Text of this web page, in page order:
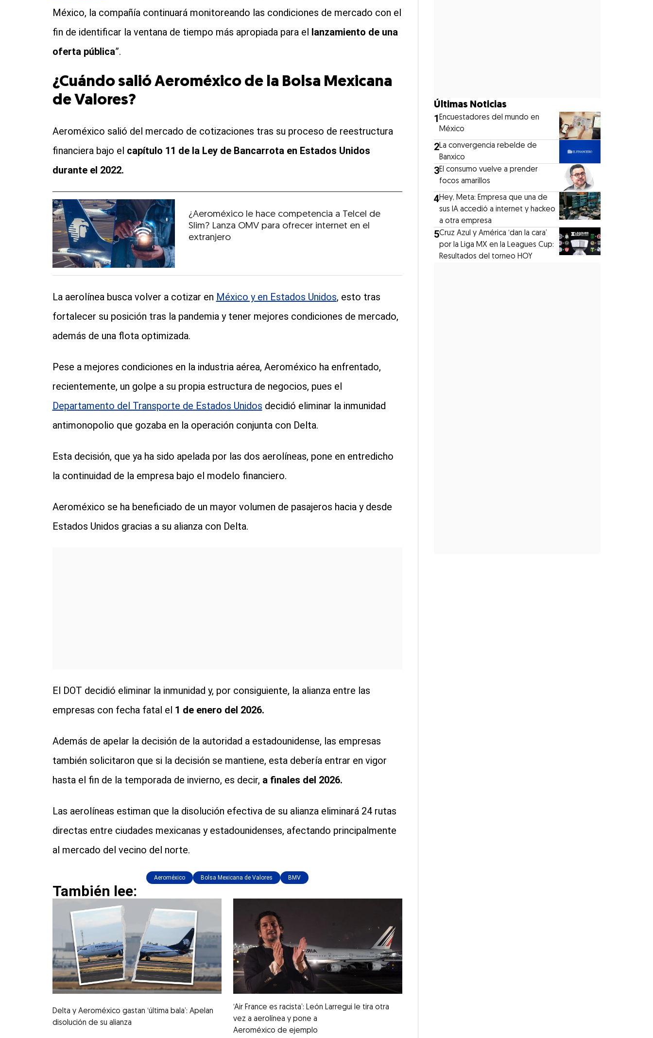
México, la compañía continuará monitoreando las condiciones de mercado con el
fin de identificar la ventana de tiempo más apropiada para el lanzamiento de una
oferta pública”.
¿Cuándo salió Aeroméxico de la Bolsa Mexicana
de Valores?
Aeroméxico salió del mercado de cotizaciones tras su proceso de reestructura
financiera bajo el capítulo 11 de la Ley de Bancarrota en Estados Unidos
durante el 2022.
¿Aeroméxico le hace competencia a Telcel de
Slim? Lanza OMV para ofrecer internet en el
extranjero
La aerolínea busca volver a cotizar en México y en Estados Unidos, esto tras
fortalecer su posición tras la pandemia y tener mejores condiciones de mercado,
además de una flota optimizada.
Pese a mejores condiciones en la industria aérea, Aeroméxico ha enfrentado,
recientemente, un golpe a su propia estructura de negocios, pues el
Departamento del Transporte de Estados Unidos decidió eliminar la inmunidad
antimonopolio que gozaba en la operación conjunta con Delta.
Esta decisión, que ya ha sido apelada por las dos aerolíneas, pone en entredicho
la continuidad de la empresa bajo el modelo financiero.
Aeroméxico se ha beneficiado de un mayor volumen de pasajeros hacia y desde
Estados Unidos gracias a su alianza con Delta.
El DOT decidió eliminar la inmunidad y, por consiguiente, la alianza entre las
empresas con fecha fatal el 1 de enero del 2026.
Además de apelar la decisión de la autoridad a estadounidense, las empresas
también solicitaron que si la decisión se mantiene, esta debería entrar en vigor
hasta el fin de la temporada de invierno, es decir, a finales del 2026.
Las aerolíneas estiman que la disolución efectiva de su alianza eliminará 24 rutas
directas entre ciudades mexicanas y estadounidenses, afectando principalmente
al mercado del vecino del norte.
Aeroméxico Bolsa Mexicana de Valores BMV
También lee:
Delta y Aeroméxico gastan ‘última bala’: Apelan
disolución de su alianza
‘Air France es racista’: León Larregui le tira otra
vez a aerolínea y pone a
Aeroméxico de ejemplo
Últimas Noticias
1Encuestadores del mundo en
México
2La convergencia rebelde de
Banxico
3El consumo vuelve a prender
focos amarillos
4Hey, Meta: Empresa que una de
sus IA accedió a internet y hackeo
a otra empresa
5Cruz Azul y América ‘dan la cara’
por la Liga MX en la Leagues Cup:
Resultados del torneo HOY